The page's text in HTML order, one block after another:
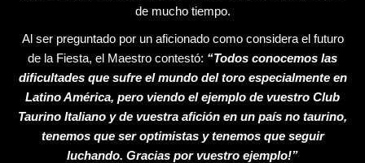
de mucho tiempo.
Al ser preguntado por un aficionado como considera el futuro
de la Fiesta, el Maestro contestó: “Todos conocemos las
dificultades que sufre el mundo del toro especialmente en
Latino América, pero viendo el ejemplo de vuestro Club
Taurino Italiano y de vuestra afición en un país no taurino,
tenemos que ser optimistas y tenemos que seguir
luchando. Gracias por vuestro ejemplo!”